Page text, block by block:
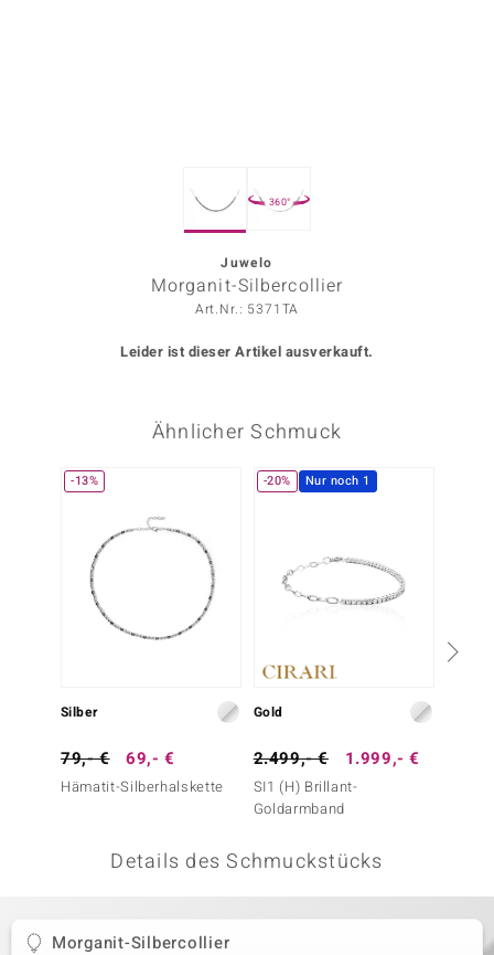
BY DE MELO
360°
Juwelo
Morganit-Silbercollier
Art.Nr.: 5371TA
Leider ist dieser Artikel ausverkauft.
Ähnlicher Schmuck
-13%
Silber
79,- € 69,- €
Hämatit-Silberhalskette
-20% Nur noch 1
Gold
2.499,- € 1.999,- €
SI1 (H) Brillant-
Goldarmband
Details des Schmuckstücks
Morganit-Silbercollier